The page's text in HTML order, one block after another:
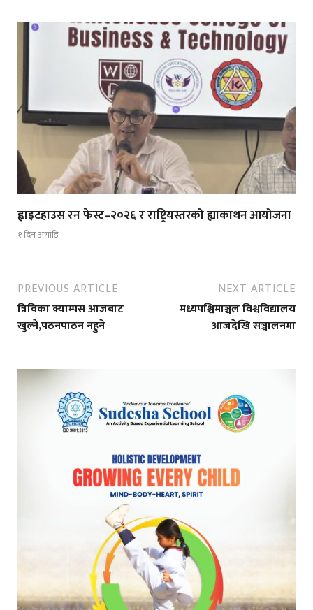
ह्वाइटहाउस रन फेस्ट–२०२६ र राष्ट्रियस्तरको ह्याकाथन आयोजना
१ दिन अगाडि
PREVIOUS ARTICLE
त्रिविका क्याम्पस आजबाट
खुल्ने,पठनपाठन नहुने
NEXT ARTICLE
मध्यपश्चिमाञ्चल विश्वविद्यालय
आजदेखि सञ्चालनमा